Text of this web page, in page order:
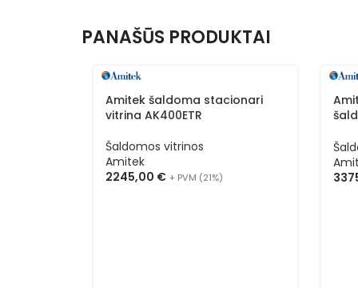
PANAŠŪS PRODUKTAI
Amitek šaldoma stacionari
vitrina AK400ETR
Šaldomos vitrinos
Amitek
2245,00 € + PVM (21%)